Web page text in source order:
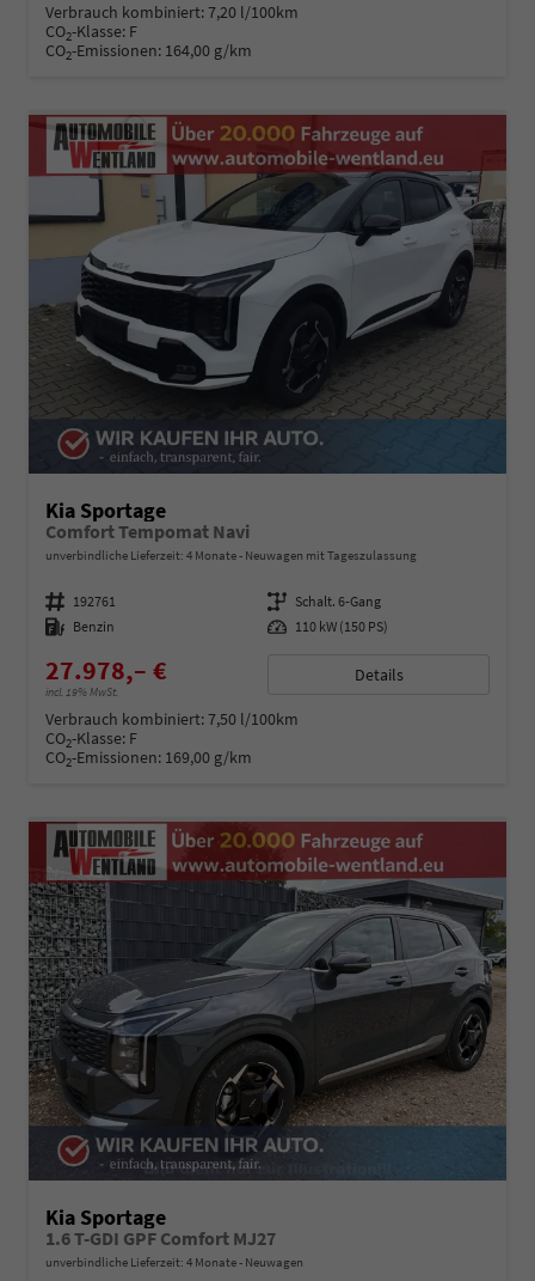
Verbrauch kombiniert:7,20 l/100km
CO2-Klasse: F
CO2-Emissionen: 164,00 g/km
Kia Sportage
Comfort Tempomat Navi
unverbindliche Lieferzeit: 4 Monate Neuwagen mit Tageszulassung
Fahrzeugnummer 192761 Getriebe Schalt. 6-Gang
Kraftstoff Benzin Leistung 110 kW (150 PS)
27.978,– €
incl. 19% MwSt.
Details
Verbrauch kombiniert:7,50 l/100km
CO2-Klasse: F
CO2-Emissionen: 169,00 g/km
Kia Sportage
1.6 T-GDI GPF Comfort MJ27
unverbindliche Lieferzeit: 4 Monate Neuwagen